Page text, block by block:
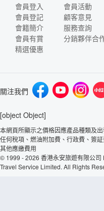
會員登入
會員登記
會籍簡介
會員有賞
精選優惠
會員活動
顧客意見
服務查詢
分銷夥伴合
關注我們
[object Object]
本網頁所顯示之價格因應產品種類及
任何稅項、燃油附加費、行政費、簽
其他應繳費用
© 1999 - 2026 香港永安旅遊有限公司
Travel Service Limited. All Rights